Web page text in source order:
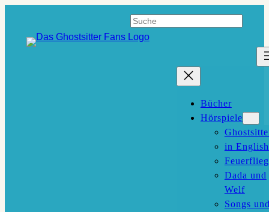
springen
Suchen
Bücher
Hörspiele
in English
Feuerflieg
Dada und
Welf
Songs